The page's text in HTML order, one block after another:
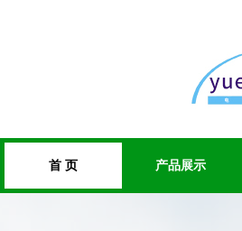
首 页 产品展示